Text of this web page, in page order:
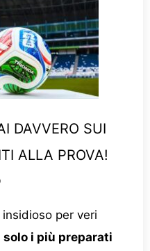
DAVVERO SUI
ALLA PROVA!
per veri
solo i più preparati